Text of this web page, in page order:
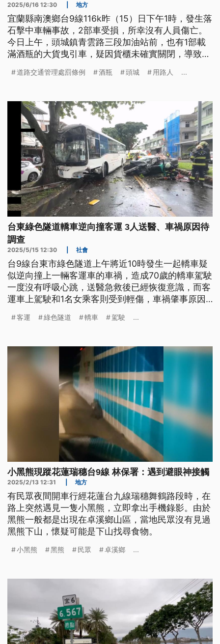
2025/6/16 12:30 地方
宜蘭縣南澳鄉台9線116k昨（15）日下午1時，發生落
石擊中車輛事故，2部車受損，所幸沒有人員傷亡。
今日上午，頭城鎮青雲路三段加油站前，也有1部載
滿酒瓶的大貨曳引車，疑因貨櫃未確實關閉，導致過
開罰。
道路交通管理處罰條例 酒瓶 頭城 用路人 ...
台東綠色隧道轎車逆向撞客運 3人送醫、車禍原因待
調查
2025/5/15 12:30 社會
台9線台東市綠色隧道上午將近10時發生一起轎車疑
似逆向撞上一輛客運車的車禍，造成70歲的轎車駕駛
一度沒有呼吸心跳，送醫急救後已經恢復意識，而客
運車上駕駛和1名女乘客則受到輕傷，車禍肇事原因
客運 綠色隧道 轎車 駕駛 ...
小黑熊現蹤花蓮瑞穗台9線 林保署：遇到避眼神接觸
2025/2/13 12:31 地方
有民眾夜間開車行經花蓮台九線瑞穗舞鶴路段時，在
路上突然遇見一隻小黑熊，立即拿出手機錄影。由於
黑熊一般都是出現在卓溪鄉山區，當地民眾沒有見過
黑熊下山，懷疑可能是下山找尋食物。
小黑熊 黑熊 民眾 卓溪鄉 ...